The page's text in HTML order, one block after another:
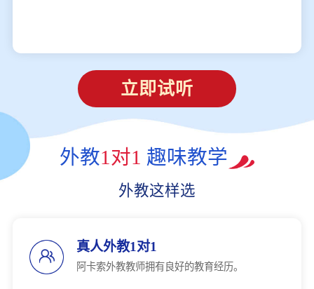
立即试听
外教1对1 趣味教学
外教这样选
真人外教1对1
阿卡索外教教师拥有良好的教育经历。